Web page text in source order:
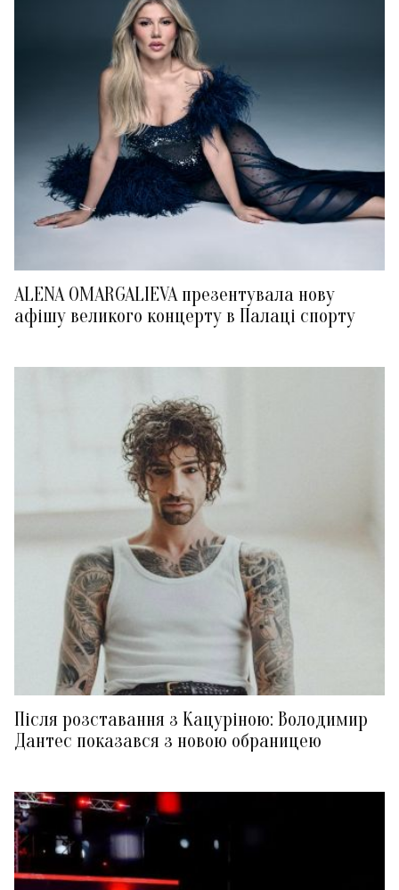
ALENA OMARGALIEVA презентувала нову
афішу великого концерту в Палаці спорту
Після розставання з Кацуріною: Володимир
Дантес показався з новою обраницею